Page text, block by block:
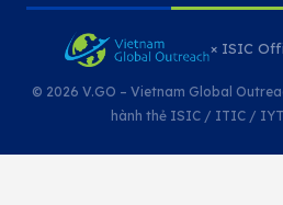
× ISIC
© 2026 V.GO – Vietnam Global
hành thẻ ISIC / ITIC /